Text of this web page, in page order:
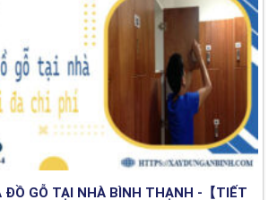
ĐỒ GỖ TẠI NHÀ BÌNH THẠNH -【TIẾT